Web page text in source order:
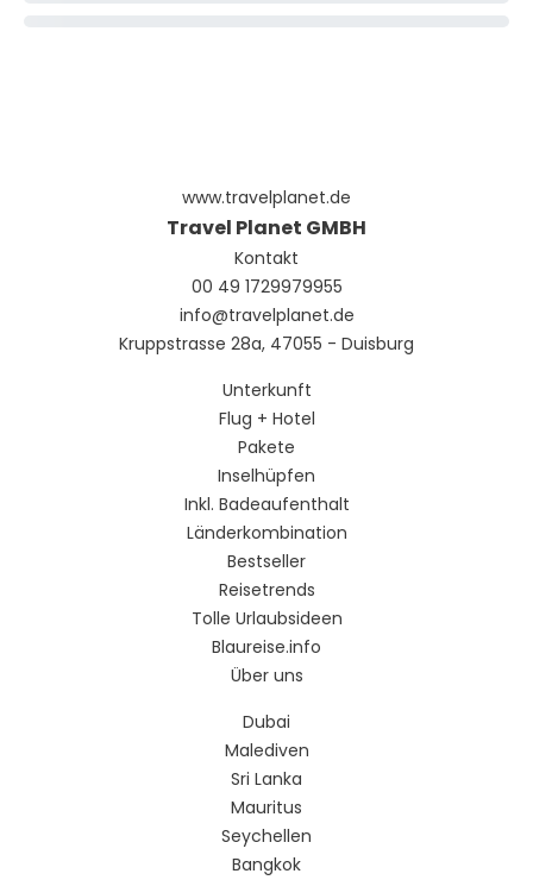
www.travelplanet.de
Travel Planet GMBH
Kontakt
00 49 1729979955
info@travelplanet.de
Kruppstrasse 28a, 47055 - Duisburg
Unterkunft
Flug + Hotel
Pakete
Inselhüpfen
Inkl. Badeaufenthalt
Länderkombination
Bestseller
Reisetrends
Tolle Urlaubsideen
Blaureise.info
Über uns
Dubai
Malediven
Sri Lanka
Mauritus
Seychellen
Bangkok